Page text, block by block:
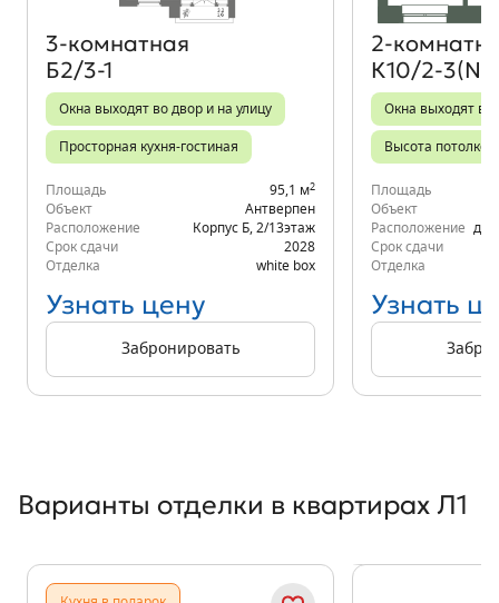
3‑комнатная
Б2/3-1
Окна выходят во двор и на улицу
Просторная кухня-гостиная
Площадь 95,1 м2
Объект
Антверпен
Расположение
Корпус Б 2/13этаж
Срок сдачи
2028
Отделка
white box
Узнать цену
Забронировать
К10/2-
Окна выходят во
Высота
Площадь
Объект
Расположение
Срок сдачи
Отделка
Узнать
Варианты отделки в квартирах Л1